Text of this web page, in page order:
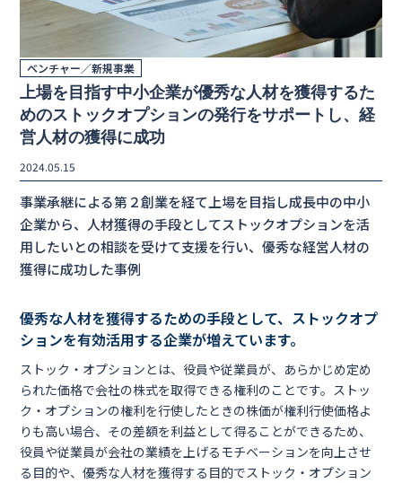
ベンチャー／新規事業
上場を目指す中小企業が優秀な人材を獲得するた
めのストックオプションの発行をサポートし、経
営人材の獲得に成功
2024.05.15
事業承継による第２創業を経て上場を目指し成長中の中小
企業から、人材獲得の手段としてストックオプションを活
用したいとの相談を受けて支援を行い、優秀な経営人材の
獲得に成功した事例
優秀な人材を獲得するための手段として、ストックオプ
ションを有効活用する企業が増えています。
ストック・オプションとは、役員や従業員が、あらかじめ定め
られた価格で会社の株式を取得できる権利のことです。ストッ
ク・オプションの権利を行使したときの株価が権利行使価格よ
りも高い場合、その差額を利益として得ることができるため、
役員や従業員が会社の業績を上げるモチベーションを向上させ
る目的や、優秀な人材を獲得する目的でストック・オプション